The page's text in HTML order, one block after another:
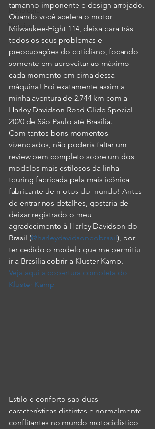
Tecnologia
Notícias
tamanho imponente e design arrojado.
Quando você acelera o motor
Milwaukee-Eight 114, deixa para trás
todos os seus problemas e
preocupações do cotidiano, focando
somente em aproveitar ao máximo
cada momento em cima dessa
máquina! Foi exatamente assim a
minha aventura de 2.744 km com a
Harley Davidson Road Glide Special
2020 de São Paulo até Brasília.
Com tantos bons momentos
vivenciados, não poderia faltar um
review bem completo sobre um dos
modelos mais estilosos da linha
touring fabricada pela mais icônica
fabricante de motos do mundo! Antes
de entrar nos detalhes, gostaria de
deixar registrado o meu
agradecimento à Harley Davidson do
Brasil (@harleydavidsondobrasil), por
ter cedido o modelo que me permitiu
ir a Brasília cobrir a Kluster Kamp.
Veja aqui a cobertura completa do
Kluster Kamp
Estilo e conforto são duas
características distintas e normalmente
conflitantes no mundo motociclístico.